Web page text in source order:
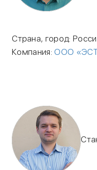
Страна, город:
Компания:ООО